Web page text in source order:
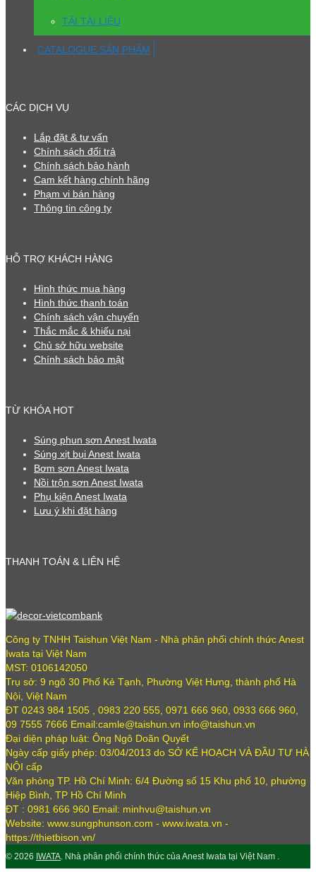
TẢI TÀI LIỆU
CATALOGUE SẢN PHẨM
CÁC DỊCH VỤ
Lắp đặt & tư vấn
Chính sách đổi trả
Chính sách bảo hành
Cam kết hàng chính hãng
Phạm vi bán hàng
Thông tin công ty
HỖ TRỢ KHÁCH HÀNG
Hình thức mua hàng
Hình thức thanh toán
Chính sách vận chuyển
Thắc mắc & khiếu nại
Chủ sở hữu website
Chính sách bảo mật
TỪ KHÓA HOT
Súng phun sơn Anest Iwata
Súng xịt bụi Anest Iwata
Bơm sơn Anest Iwata
Nồi trộn sơn Anest Iwata
Phụ kiện Anest Iwata
Lưu ý khi đặt hàng
THANH TOÁN & LIÊN HỆ
Công ty TNHH Taishun Việt Nam - Nhà phân phối chính thức Anest
Iwata tại Việt Nam
MST: 0106142050
Trụ sở: 9 ngõ 30 Phố Kẻ Tạnh, Phường Việt Hưng, thành phố Hà
Nội, Việt Nam
ĐT 0243 984 1505 , 0983 220 555, 0971 666 960, 0933 666 960,
09 7555 7666 Email:camle@taishun.vn info@taishun.vn
Đại diện pháp luật: Ông Ngô Doãn Quyết
Ngày cấp giấy phép: 03/04/2013 do SỞ KẾ HOẠCH VÀ ĐẦU TƯ HÀ
NỘI cấp
Văn phòng TP. Hồ Chí Minh: 6/4 Đường số 15 Khu phố 10, phường
Hiệp Bình, TP Hồ Chí Minh
ĐT : 0981 666 960 Email: minhvu@taishun.vn
Website: www.sungphunson.com - www.iwata.vn -
https://thietbison.vn/
© 2026 IWATA. Nhà phân phối chính thức của Anest Iwata tại Việt Nam .